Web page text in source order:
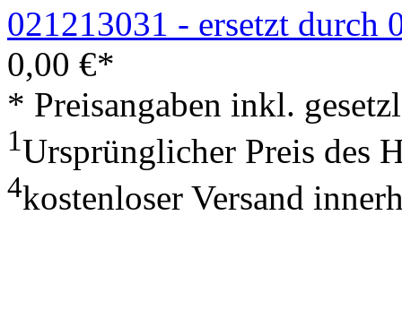
021213031 - ersetzt durch
0,00 €*
* Preisangaben inkl.
1Ursprünglicher Preis des
4kostenloser Versand